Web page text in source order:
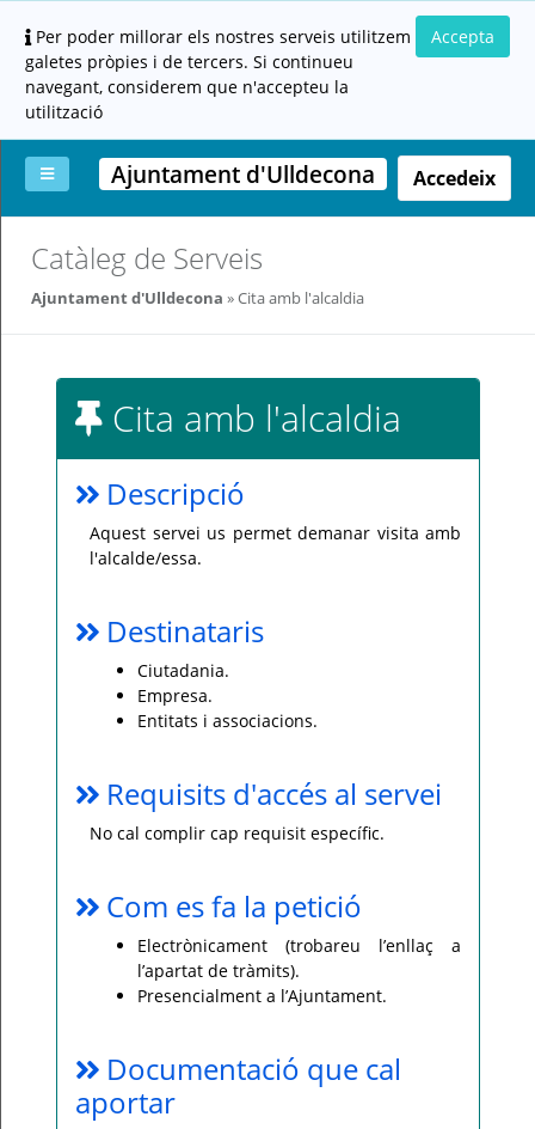
Per poder millorar els nostres serveis utilitzem
galetes pròpies i de tercers. Si continueu
navegant, considerem que n'accepteu la
utilització
Accepta
meva
documentació
ciutadana
administracions)
incidència,
ajuntament.
Ajuntament d'Ulldecona Accedeix
Catàleg de Serveis
Ajuntament d'Ulldecona Cita amb l'alcaldia
Cita amb l'alcaldia
Descripció
Aquest servei us permet demanar visita amb
l'alcalde/essa.
Destinataris
Ciutadania.
Empresa.
Entitats i associacions.
Requisits d'accés al servei
No cal complir cap requisit específic.
Com es fa la petició
Electrònicament (trobareu l’enllaç a
l’apartat de tràmits).
Presencialment a l’Ajuntament.
Documentació que cal
aportar